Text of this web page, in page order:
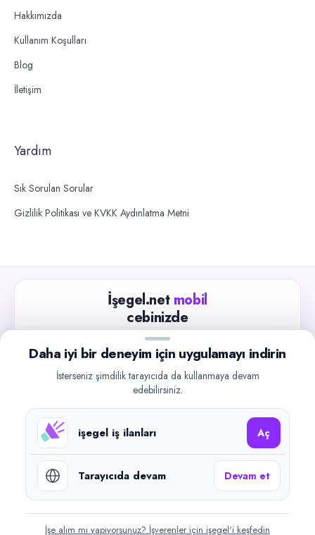
Hakkımızda
Kullanım Koşulları
Blog
İletişim
Yardım
Sık Sorulan Sorular
Gizlilik Politikası ve KVKK Aydınlatma Metni
İşegel.net mobil
cebinizde
Güncel iş ilanlarını takip edin, işverenlerle hızlıca
iletişime geçin.
Google Play
©2026işegel.net. Tüm hakları saklıdır.
işegel.net bir ilan yayın platformudur; iş bulma aracılığı veya işe
yerleştirme faaliyeti yapmaz.
Daha iyi bir deneyim için uygulamayı indirin
İsterseniz şimdilik tarayıcıda da kullanmaya devam
edebilirsiniz.
işegel iş ilanları Aç
Tarayıcıda devam Devam et
İşe alım mı yapıyorsunuz? İşverenler için işegel'i keşfedin